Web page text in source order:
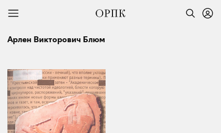
Арлен Викторович Блюм